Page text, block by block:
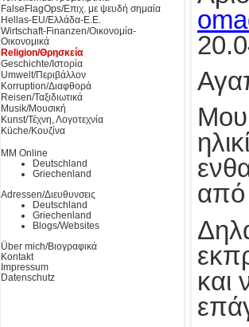
FalseFlagOps/Επιχ. με ψευδή σημαία
Hellas-EU/Ελλάδα-Ε.Ε.
Wirtschaft-Finanzen/Οικονομία-
Οικονομικά
Religion/Θρησκεία
Geschichte/Ιστορία
Umwelt/Περιβάλλον
Korruption/Διαφθορά
Reisen/Ταξιδιωτικά
Musik/Μουσική
Kunst/Τέχνη, Λογοτεχνία
Küche/Κουζίνα
MM Online
Deutschland
Griechenland
Adressen/Διευθυνσεις
Deutschland
Griechenland
Blogs/Websites
Über mich/Βιογραφικά
Kontakt
Impressum
Datenschutz
Μου
από
και